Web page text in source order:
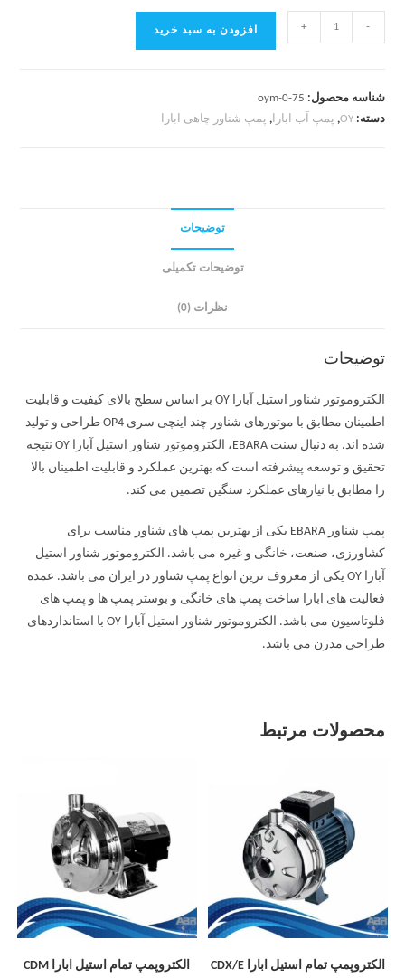
-
+ افزودن به سبد خرید
شناسه محصول: oym-0-75
دسته:OY
, پمپ آب ابارا, پمپ شناور چاهی ابارا
توضیحات
توضیحات تکمیلی
نظرات (0)
توضیحات
الکتروموتور شناور استیل آبارا OY بر اساس سطح بالای کیفیت و قابلیت
اطمینان مطابق با موتورهای شناور چند اینچی سری OP4 طراحی و تولید
شده اند. به دنبال سنت EBARA، الکتروموتور شناور استیل آبارا OY نتیجه
تحقیق و توسعه پیشرفته است که بهترین عملکرد و قابلیت اطمینان بالا
را مطابق با نیازهای عملکرد سنگین تضمین می کند.
پمپ شناور EBARA یکی از بهترین پمپ های شناور مناسب برای
کشاورزی، صنعت، خانگی و غیره می باشد. الکتروموتور شناور استیل
آبارا OY یکی از معروف ترین انواع پمپ شناور در ایران می باشد. عمده
فعالیت های ابارا ساخت پمپ های خانگی و بوستر پمپ ها و پمپ های
فلوتاسیون می باشد. الکتروموتور شناور استیل آبارا OY با استانداردهای
طراحی مدرن می باشد.
محصولات مرتبط
الکتروپمپ تمام استیل ابارا CDX/E الکتروپمپ تمام استیل ابارا CDM